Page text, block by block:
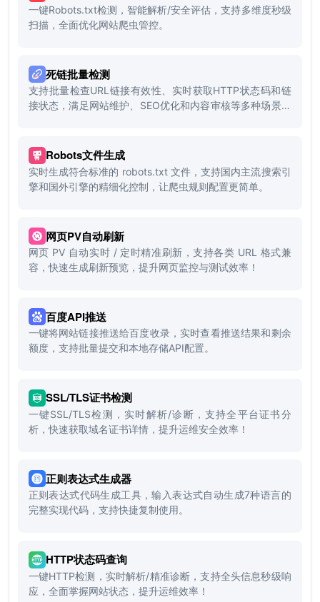
一键Robots.txt检测，智能解析/安全评估，支持多维度秒级
扫描，全面优化网站爬虫管控。
死链批量检测
支持批量检查URL链接有效性、实时获取HTTP状态码和链
接状态，满足网站维护、SEO优化和内容审核等多种场景需
Robots文件生成
实时生成符合标准的 robots.txt 文件，支持国内主流搜索引
擎和国外引擎的精细化控制，让爬虫规则配置更简单。
网页PV自动刷新
网页 PV 自动实时 / 定时精准刷新，支持各类 URL 格式兼
容，快速生成刷新预览，提升网页监控与测试效率！
百度API推送
一键将网站链接推送给百度收录，实时查看推送结果和剩余
额度，支持批量提交和本地存储API配置。
SSL/TLS证书检测
一键SSL/TLS检测，实时解析/诊断，支持全平台证书分
析，快速获取域名证书详情，提升运维安全效率！
正则表达式生成器
正则表达式代码生成工具，输入表达式自动生成7种语言的
完整实现代码，支持快捷复制使用。
HTTP状态码查询
一键HTTP检测，实时解析/精准诊断，支持全头信息秒级响
应，全面掌握网站状态，提升运维效率！